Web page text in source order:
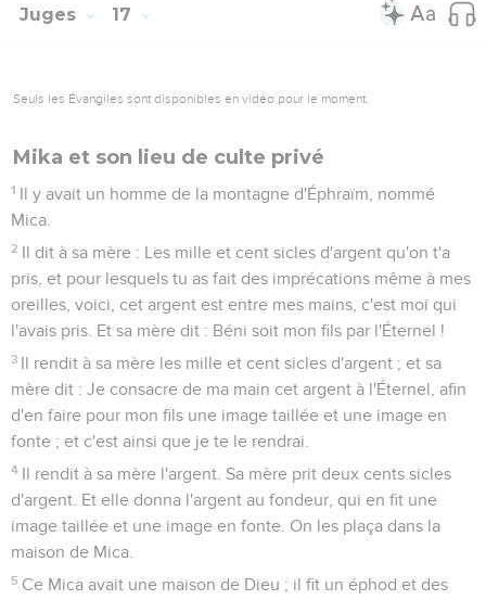
Juges 17
Seuls les Évangiles sont disponibles en vidéo pour le moment.
Mika et son lieu de culte privé
1 Il y avait un homme de la montagne d'Éphraïm, nommé
Mica.
2 Il dit à sa mère : Les mille et cent sicles d'argent qu'on t'a
pris, et pour lesquels tu as fait des imprécations même à mes
oreilles, voici, cet argent est entre mes mains, c'est moi qui
l'avais pris. Et sa mère dit : Béni soit mon fils par l'Éternel !
3 Il rendit à sa mère les mille et cent sicles d'argent ; et sa
mère dit : Je consacre de ma main cet argent à l'Éternel, afin
d'en faire pour mon fils une image taillée et une image en
fonte ; et c'est ainsi que je te le rendrai.
4 Il rendit à sa mère l'argent. Sa mère prit deux cents sicles
d'argent. Et elle donna l'argent au fondeur, qui en fit une
image taillée et une image en fonte. On les plaça dans la
maison de Mica.
5 Ce Mica avait une maison de Dieu ; il fit un éphod et des